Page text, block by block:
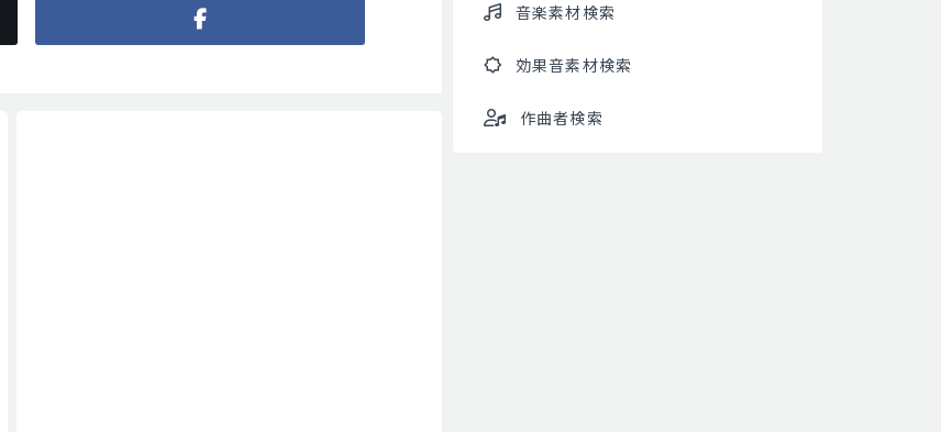
音楽素材検索
効果音素材検索
作曲者検索